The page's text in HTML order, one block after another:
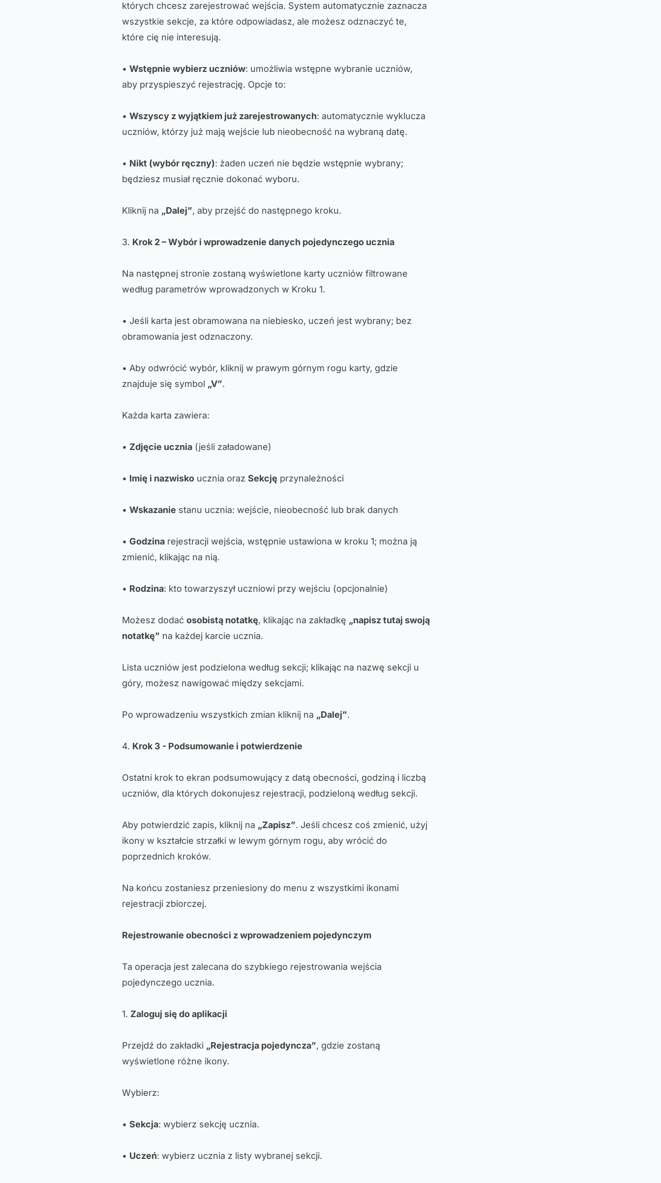
których chcesz zarejestrować wejścia. System automatycznie zaznacza
wszystkie sekcje, za które odpowiadasz, ale możesz odznaczyć te,
które cię nie interesują.
• Wstępnie wybierz uczniów: umożliwia wstępne wybranie uczniów,
aby przyspieszyć rejestrację. Opcje to:
• Wszyscy z wyjątkiem już zarejestrowanych: automatycznie wyklucza
uczniów, którzy już mają wejście lub nieobecność na wybraną datę.
• Nikt (wybór ręczny): żaden uczeń nie będzie wstępnie wybrany;
będziesz musiał ręcznie dokonać wyboru.
Kliknij na „Dalej”, aby przejść do następnego kroku.
3. Krok 2 – Wybór i wprowadzenie danych pojedynczego ucznia
Na następnej stronie zostaną wyświetlone karty uczniów filtrowane
według parametrów wprowadzonych w Kroku 1.
• Jeśli karta jest obramowana na niebiesko, uczeń jest wybrany; bez
obramowania jest odznaczony.
• Aby odwrócić wybór, kliknij w prawym górnym rogu karty, gdzie
znajduje się symbol „V”.
Każda karta zawiera:
• Zdjęcie ucznia (jeśli załadowane)
• Imię i nazwisko ucznia oraz Sekcję przynależności
• Wskazanie stanu ucznia: wejście, nieobecność lub brak danych
• Godzina rejestracji wejścia, wstępnie ustawiona w kroku 1; można ją
zmienić, klikając na nią.
• Rodzina: kto towarzyszył uczniowi przy wejściu (opcjonalnie)
Możesz dodać osobistą notatkę, klikając na zakładkę „napisz tutaj swoją
notatkę” na każdej karcie ucznia.
Lista uczniów jest podzielona według sekcji; klikając na nazwę sekcji u
góry, możesz nawigować między sekcjami.
Po wprowadzeniu wszystkich zmian kliknij na „Dalej”.
4. Krok 3 - Podsumowanie i potwierdzenie
Ostatni krok to ekran podsumowujący z datą obecności, godziną i liczbą
uczniów, dla których dokonujesz rejestracji, podzieloną według sekcji.
Aby potwierdzić zapis, kliknij na „Zapisz”. Jeśli chcesz coś zmienić, użyj
ikony w kształcie strzałki w lewym górnym rogu, aby wrócić do
poprzednich kroków.
Na końcu zostaniesz przeniesiony do menu z wszystkimi ikonami
rejestracji zbiorczej.
Rejestrowanie obecności z wprowadzeniem pojedynczym
Ta operacja jest zalecana do szybkiego rejestrowania wejścia
pojedynczego ucznia.
1. Zaloguj się do aplikacji
Przejdź do zakładki „Rejestracja pojedyncza”, gdzie zostaną
wyświetlone różne ikony.
Wybierz:
• Sekcja: wybierz sekcję ucznia.
• Uczeń: wybierz ucznia z listy wybranej sekcji.